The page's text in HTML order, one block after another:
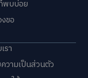
พบบ่อย
ขอ
รา
วามเป็นส่วนตัว